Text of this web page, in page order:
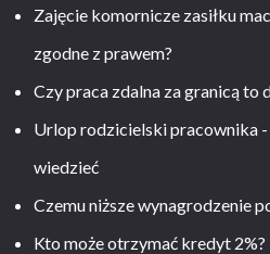
Zajęcie komornicze zasiłku
zgodne z prawem?
Czy praca zdalna za granicą to
Urlop rodzicielski pracownika
wiedzieć
Czemu niższe wynagrodzenie
Kto może otrzymać kredyt 2%?